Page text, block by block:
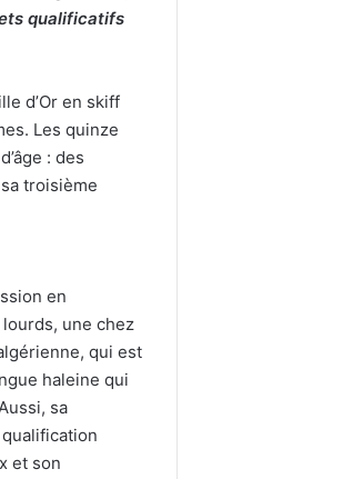
qualificatifs
d’Or en skiff
Les quinze
: des
troisième
en
une chez
qui est
haleine qui
sa
et son